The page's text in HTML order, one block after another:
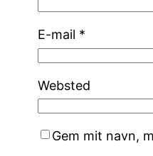
E-mail *
Websted
Gem mit navn,